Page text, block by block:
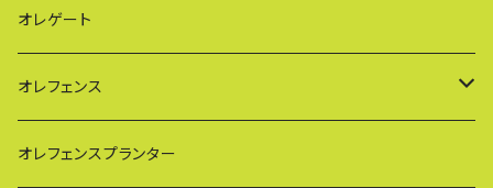
FXG（一輪/傾斜地対応アルミゲート）
HXG（傾斜地対応アルミゲート）
AXG（パネル兼用タイプ）
大型サイズ KB93
特大サイズ KB108
奥行ワイド KB114
QXGシリーズ（ご家庭用）
SXGシリーズ(ご家庭用/ペットゲート)
VXGシリーズ（ご家庭用）
オレゲート
オレフェンス
幅60cmタイプ
オレフェンスプランター